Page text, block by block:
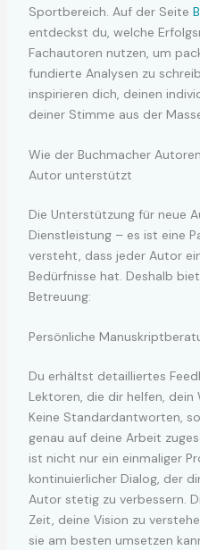
Sportbereich. Auf der Seite
entdeckst du, welche
Fachautoren nutzen, um
fundierte Analysen zu
inspirieren dich, deinen
deiner Stimme aus der
Wie der Buchmacher
Autor unterstützt
Die Unterstützung für neue
Dienstleistung – es ist eine
versteht, dass jeder Autor
Bedürfnisse hat. Deshalb
Betreuung:
Persönliche
Du erhältst detailliertes
Lektoren, die dir helfen, dein
Keine Standardantworten,
genau auf deine Arbeit
ist nicht nur ein einmaliger
kontinuierlicher Dialog, der
Autor stetig zu verbessern.
Zeit, deine Vision zu
sie am besten umsetzen